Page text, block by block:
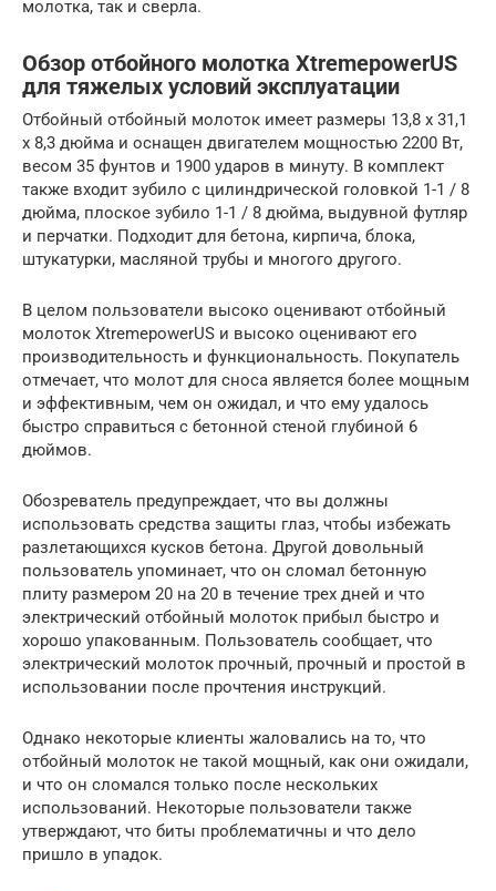
молотка, так и сверла.
Обзор отбойного молотка XtremepowerUS
для тяжелых условий эксплуатации
Отбойный отбойный молоток имеет размеры 13,8 х 31,1
х 8,3 дюйма и оснащен двигателем мощностью 2200 Вт,
весом 35 фунтов и 1900 ударов в минуту. В комплект
также входит зубило с цилиндрической головкой 1-1 / 8
дюйма, плоское зубило 1-1 / 8 дюйма, выдувной футляр
и перчатки. Подходит для бетона, кирпича, блока,
штукатурки, масляной трубы и многого другого.
В целом пользователи высоко оценивают отбойный
молоток XtremepowerUS и высоко оценивают его
производительность и функциональность. Покупатель
отмечает, что молот для сноса является более мощным
и эффективным, чем он ожидал, и что ему удалось
быстро справиться с бетонной стеной глубиной 6
дюймов.
Обозреватель предупреждает, что вы должны
использовать средства защиты глаз, чтобы избежать
разлетающихся кусков бетона. Другой довольный
пользователь упоминает, что он сломал бетонную
плиту размером 20 на 20 в течение трех дней и что
электрический отбойный молоток прибыл быстро и
хорошо упакованным. Пользователь сообщает, что
электрический молоток прочный, прочный и простой в
использовании после прочтения инструкций.
Однако некоторые клиенты жаловались на то, что
отбойный молоток не такой мощный, как они ожидали,
и что он сломался только после нескольких
использований. Некоторые пользователи также
утверждают, что биты проблематичны и что дело
пришло в упадок.